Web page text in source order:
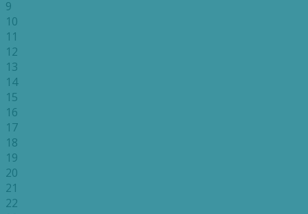
9
10
11
12
13
14
15
16
17
18
19
20
21
22